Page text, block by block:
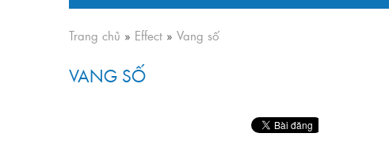
Trang chủ » Effect » Vang số
VANG SỐ